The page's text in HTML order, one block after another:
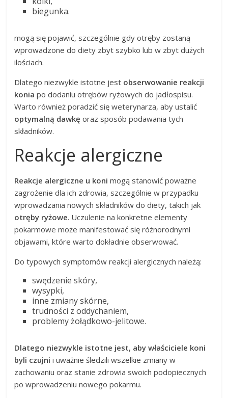
biegunka.
mogą się pojawić, szczególnie gdy otręby zostaną
wprowadzone do diety zbyt szybko lub w zbyt dużych
ilościach.
Dlatego niezwykle istotne jest obserwowanie reakcji
konia po dodaniu otrębów ryżowych do jadłospisu.
Warto również poradzić się weterynarza, aby ustalić
optymalną dawkę oraz sposób podawania tych
składników.
Reakcje alergiczne
Reakcje alergiczne u koni mogą stanowić poważne
zagrożenie dla ich zdrowia, szczególnie w przypadku
wprowadzania nowych składników do diety, takich jak
otręby ryżowe. Uczulenie na konkretne elementy
pokarmowe może manifestować się różnorodnymi
objawami, które warto dokładnie obserwować.
Do typowych symptomów reakcji alergicznych należą:
swędzenie skóry,
wysypki,
inne zmiany skórne,
trudności z oddychaniem,
problemy żołądkowo-jelitowe.
Dlatego niezwykle istotne jest, aby właściciele koni
byli czujni i uważnie śledzili wszelkie zmiany w
zachowaniu oraz stanie zdrowia swoich podopiecznych
po wprowadzeniu nowego pokarmu.